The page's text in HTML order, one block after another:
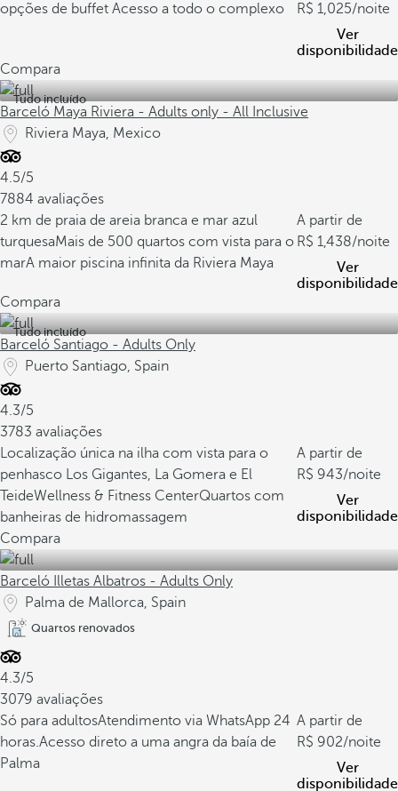
opções de buffet Acesso a todo o complexo
1,025/noite
Ver
disponibilidade
Compara
Tudo incluído
Barceló Maya Riviera - Adults only - All Inclusive
Riviera Maya, Mexico
4.5/5
7884 avaliações
2 km de praia de areia branca e mar azul
turquesaMais de 500 quartos com vista para o
marA maior piscina infinita da Riviera Maya
A partir de
1,438/noite
Ver
disponibilidade
Compara
Tudo incluído
Barceló Santiago - Adults Only
Puerto Santiago, Spain
4.3/5
3783 avaliações
Localização única na ilha com vista para o
penhasco Los Gigantes, La Gomera e El
TeideWellness & Fitness CenterQuartos com
banheiras de hidromassagem
A partir de
943/noite
Ver
disponibilidade
Compara
Barceló Illetas Albatros - Adults Only
Palma de Mallorca, Spain
Quartos renovados
4.3/5
3079 avaliações
Só para adultosAtendimento via WhatsApp 24
horas.Acesso direto a uma angra da baía de
Palma
A partir de
902/noite
Ver
disponibilidade